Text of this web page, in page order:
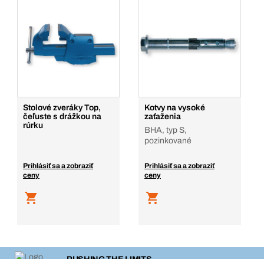
Stolové zveráky Top,
čeľuste s drážkou na
rúrku
Prihlásiť sa a zobraziť
ceny
Kotvy na vysoké
zaťaženia
BHA, typ S,
pozinkované
Prihlásiť sa a zobraziť
ceny